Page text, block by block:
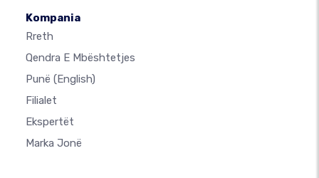
Kompania
Rreth
Qendra E Mbështetjes
Punë (English)
Filialet
Ekspertët
Marka Jonë